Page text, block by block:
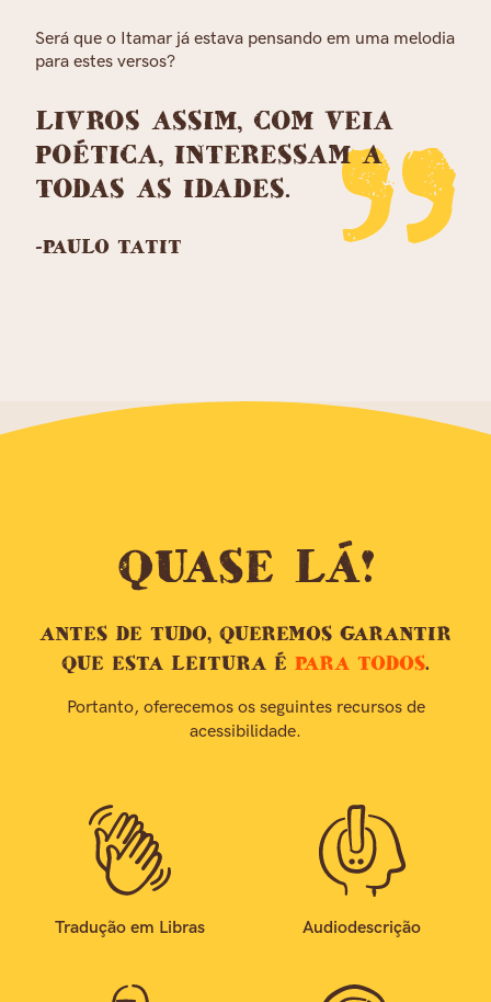
Será que o Itamar já estava pensando em uma melodia
para estes versos?
LIVROS ASSIM, COM VEIA
POÉTICA, INTERESSAM A
TODAS AS IDADES.
-PAULO TATIT
QUASE LÁ!
ANTES DE TUDO, QUEREMOS GARANTIR
QUE ESTA LEITURA É PARA TODOS.
Portanto, oferecemos os seguintes recursos de
acessibilidade.
Tradução em Libras Audiodescrição